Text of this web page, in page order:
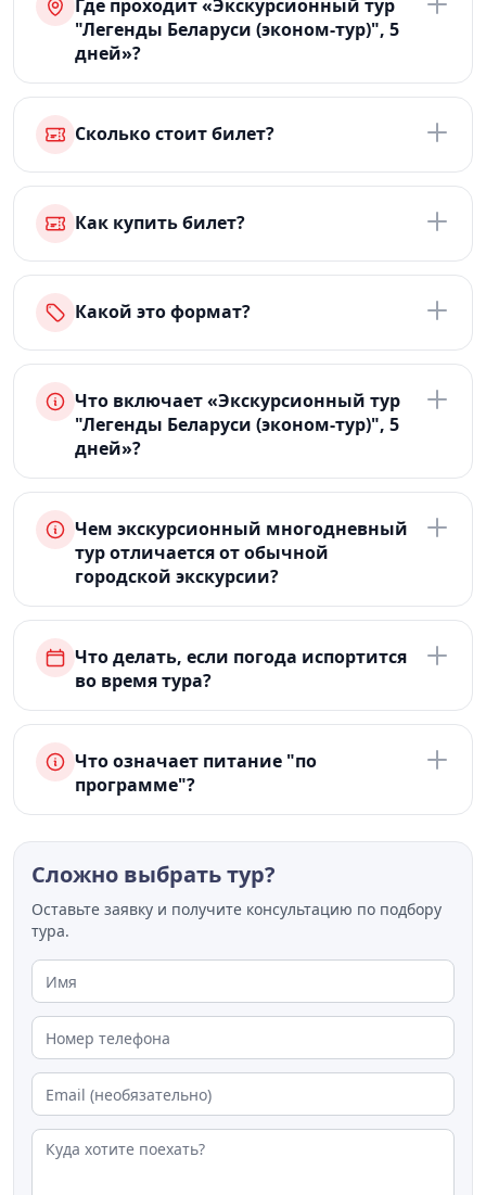
Где проходит «Экскурсионный тур
"Легенды Беларуси (эконом-тур)", 5
дней»?
Сколько стоит билет?
Как купить билет?
Какой это формат?
Что включает «Экскурсионный тур
"Легенды Беларуси (эконом-тур)", 5
дней»?
Чем экскурсионный многодневный
тур отличается от обычной
городской экскурсии?
Что делать, если погода испортится
во время тура?
Что означает питание "по
программе"?
Сложно выбрать тур?
Оставьте заявку и получите консультацию по подбору
тура.